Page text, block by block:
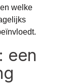
welke
een